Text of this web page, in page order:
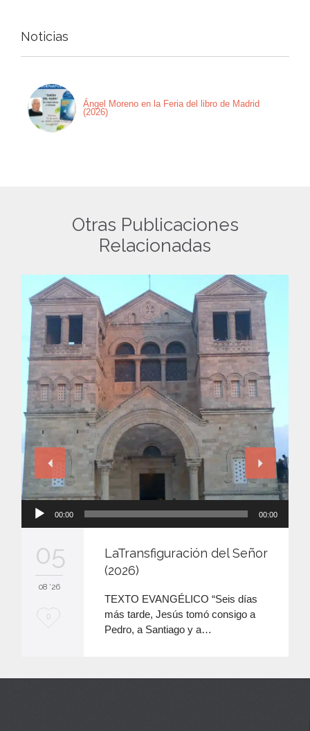
Noticias
Ángel Moreno en la Feria del libro de Madrid
(2026)
Otras Publicaciones
Relacionadas
00:00 00:00
05
08 '26
M
0
LaTransfiguración del Señor
(2026)
TEXTO EVANGÉLICO “Seis días
más tarde, Jesús tomó consigo a
Pedro, a Santiago y a…